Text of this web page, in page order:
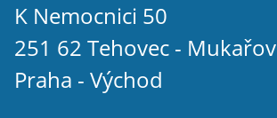
K Nemocnici 50
251 62 Tehovec - Mukařov
Praha - Východ